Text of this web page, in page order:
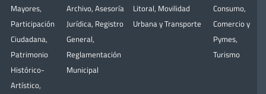
Mayores,
Participación
Ciudadana,
Patrimonio
Histórico-
Artístico,
Archivo, Asesoría
Jurídica, Registro
General,
Reglamentación
Municipal
Litoral, Movilidad
Urbana y Transporte
Consumo,
Comercio y
Pymes,
Turismo